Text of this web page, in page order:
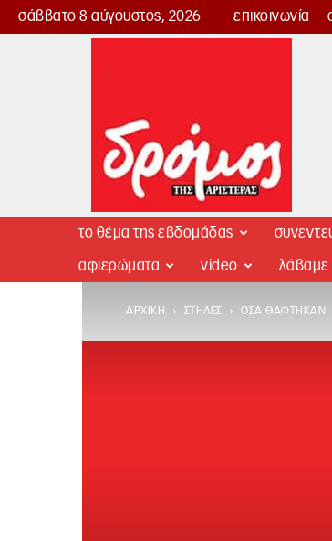
σάββατο 8 αύγουστος, 2026 επικοινωνία
Δρόμος
το θέμα της εβδομάδας
αφιερώματα video λάβαμε
ΑΡΧΙΚΉ ΣΤΉΛΕΣ ΌΣΑ ΘΆΦΤΗΚΑΝ: